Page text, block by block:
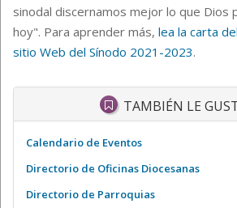
sinodal discernamos mejor lo que Dios
hoy". Para aprender más, lea la carta
sitio Web del Sínodo 2021-2023.
TAMBIÉN LE
Calendario de Eventos
Directorio de Oficinas Diocesanas
Directorio de Parroquias